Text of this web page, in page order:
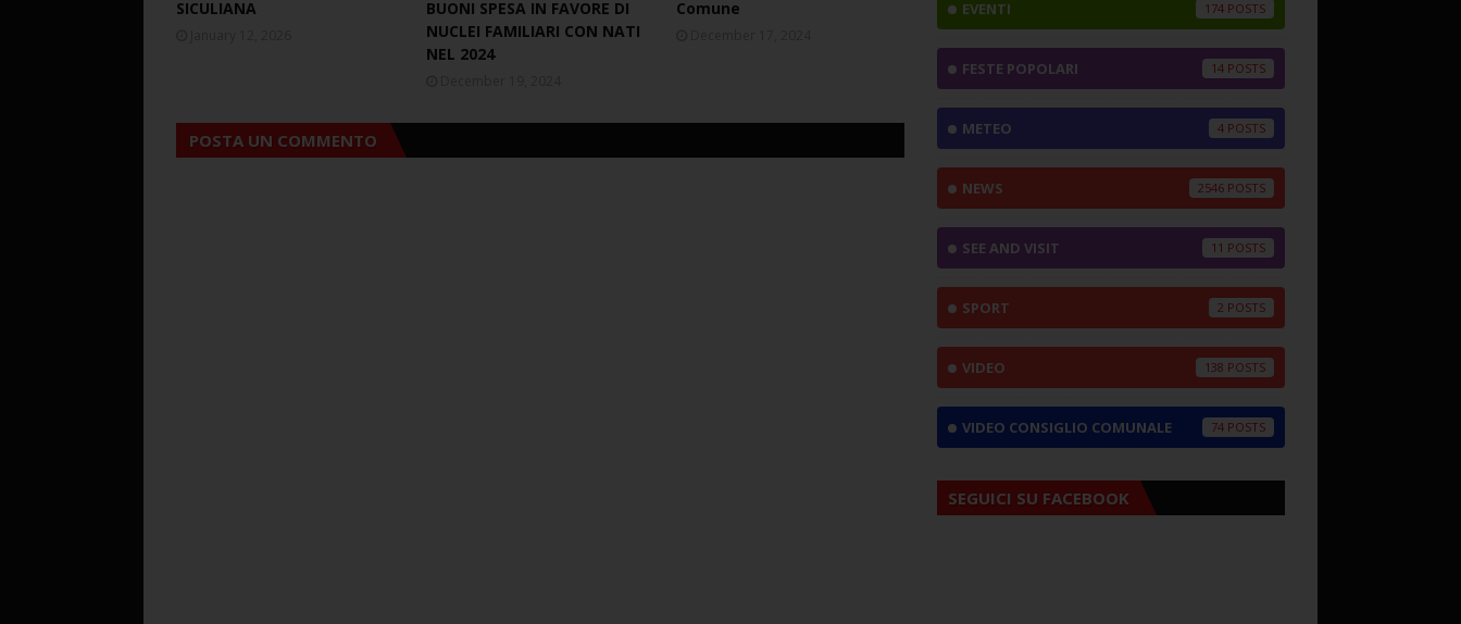
SICULIANA
BUONI SPESA IN FAVORE DI
NUCLEI FAMILIARI CON NATI
NEL 2024
Comune
POSTA UN COMMENTO
EVENTI 174
FESTE POPOLARI 14
METEO 4
NEWS 2546
SEE AND VISIT 11
SPORT 2
VIDEO 138
VIDEO CONSIGLIO COMUNALE 74
SEGUICI SU FACEBOOK